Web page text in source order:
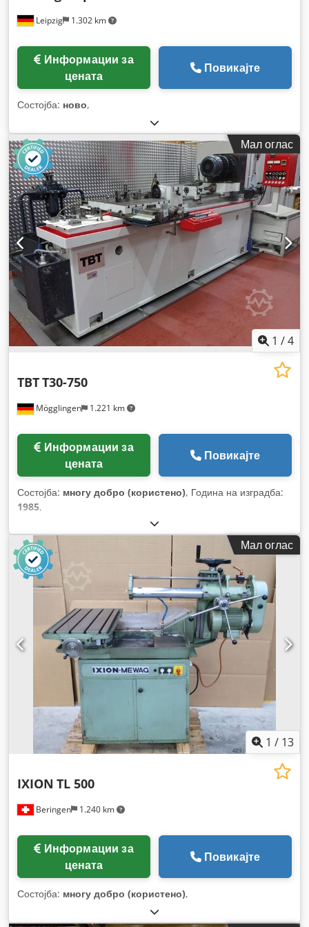
Leipzig 1.302 km
цената
Повикајте
Состојба: ново,
Мал оглас
1 /4
Mögglingen 1.221 km
TBTT30-750
цената
Повикајте
Состојба: многу добро (користено), Година на изградба:
1985,
Мал оглас
1 / 13
Beringen 1.240 km
IXION TL 500
цената
Повикајте
Состојба: многу добро (користено),